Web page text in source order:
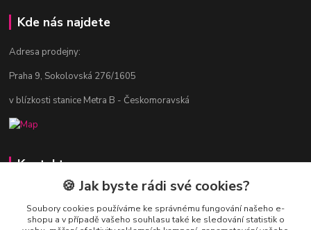
Kde nás najdete
Adresa prodejny:
Praha 9, Sokolovská 276/1605
v blízkosti stanice Metra B - Českomoravská
Kontakty
Jitka Vlasáková
281 916 793
Po-Čt 8-16:30, Pá 8-14:30
🍪 Jak byste rádi své cookies?
Soubory cookies používáme ke správnému fungování našeho e-
shopu a v případě vašeho souhlasu také ke sledování statistik o